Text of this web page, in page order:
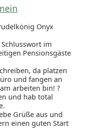
Onyx
im
Pensionsgäste
da platzen
und fangen an
arbeiten bin! ?
und hab total
Grüße aus und
einen guten Start